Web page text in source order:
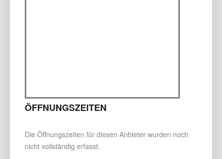
ÖFFNUNGSZEITEN
Die Öffnungszeiten für diesen Anbieter wurden noch
nicht vollständig erfasst.